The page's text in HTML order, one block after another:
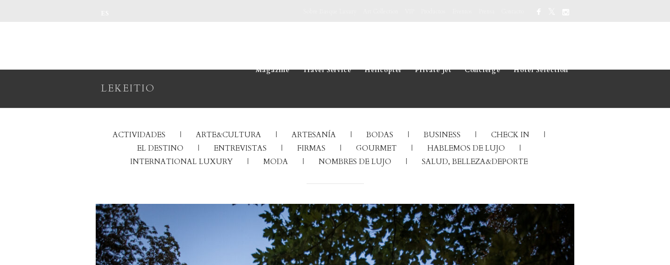
Magazine Travel Service Helicopter Private Jet Concierge Hotel Selection
LEKEITIO
ACTIVIDADES ARTE&CULTURA ARTESANÍA BODAS BUSINESS
CHECK IN
EL DESTINO
ENTREVISTAS FIRMAS GOURMET
HABLEMOS DE LUJO
INTERNATIONAL LUXURY
MODA NOMBRES DE LUJO SALUD, BELLEZA&DEPORTE